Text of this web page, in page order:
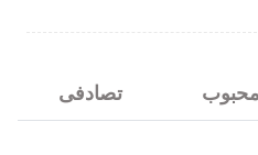
محبوب تصادفی